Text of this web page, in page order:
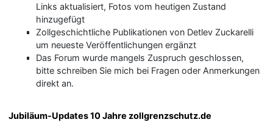
Links aktualisiert, Fotos vom heutigen Zustand
hinzugefügt
Zollgeschichtliche Publikationen von Detlev Zuckarelli
um neueste Veröffentlichungen ergänzt
Das Forum wurde mangels Zuspruch geschlossen,
bitte schreiben Sie mich bei Fragen oder Anmerkungen
direkt an.
Jubiläum-Updates 10 Jahre zollgrenzschutz.de